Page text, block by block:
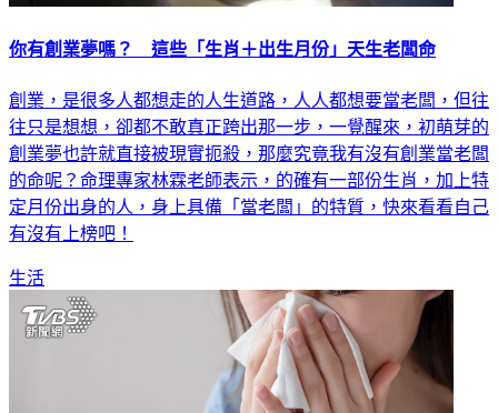
你有創業夢嗎？ 這些「生肖＋出生月份」天生老闆命
創業，是很多人都想走的人生道路，人人都想要當老闆，但往
往只是想想，卻都不敢真正跨出那一步，一覺醒來，初萌芽的
創業夢也許就直接被現實扼殺，那麼究竟我有沒有創業當老闆
的命呢？命理專家林霖老師表示，的確有一部份生肖，加上特
定月份出身的人，身上具備「當老闆」的特質，快來看看自己
有沒有上榜吧！
生活